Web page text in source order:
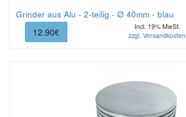
Grinder aus Alu - 2-teilig - Ø 40mm - blau
12.90€
Incl. 19% MwSt.
zzgl. Versandkosten